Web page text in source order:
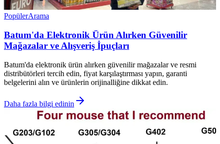
PopülerArama
Batum'da Elektronik Ürün Alırken Güvenilir
Mağazalar ve Alışveriş İpuçları
Batum'da elektronik ürün alırken güvenilir mağazalar ve resmi
distribütörleri tercih edin, fiyat karşılaştırması yapın, garanti
belgelerini alın ve ürünlerin orijinalliğine dikkat edin.
Daha fazla bilgi edinin